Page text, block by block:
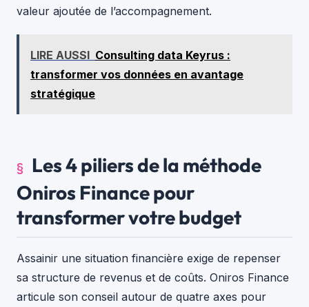
valeur ajoutée de l’accompagnement.
LIRE AUSSI Consulting data Keyrus :
transformer vos données en avantage
stratégique
Les 4 piliers de la méthode
Oniros Finance pour
transformer votre budget
Assainir une situation financière exige de repenser
sa structure de revenus et de coûts. Oniros Finance
articule son conseil autour de quatre axes pour